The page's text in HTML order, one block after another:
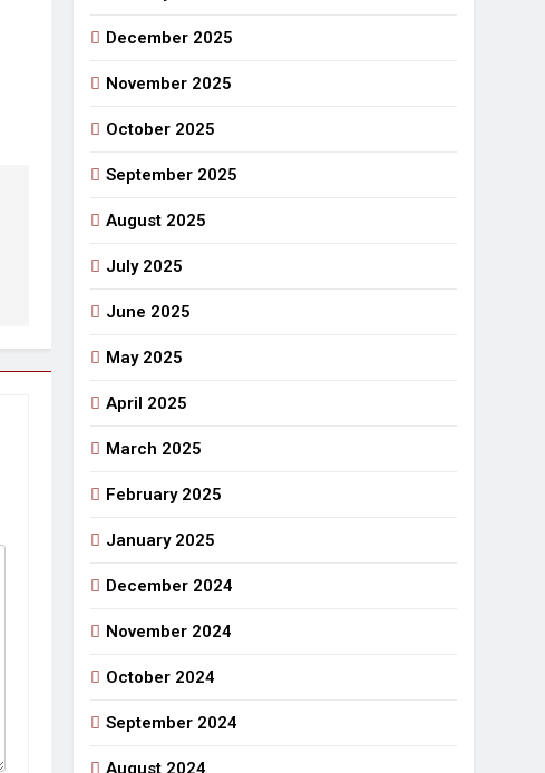
December 2025
November 2025
October 2025
September 2025
August 2025
July 2025
June 2025
May 2025
April 2025
March 2025
February 2025
January 2025
December 2024
November 2024
October 2024
September 2024
August 2024